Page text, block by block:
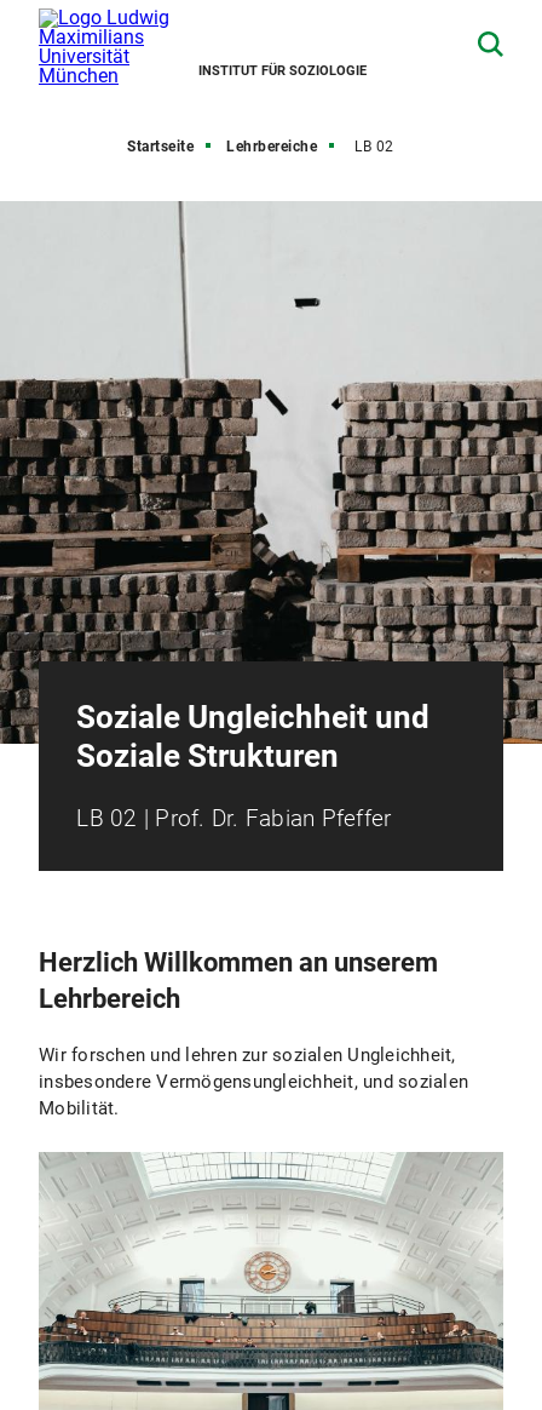
INSTITUT FÜR SOZIOLOGIE
Startseite Lehrbereiche LB 02
Soziale Ungleichheit und
Soziale Strukturen
LB 02 | Prof. Dr. Fabian Pfeffer
Herzlich Willkommen an unserem
Lehrbereich
Wir forschen und lehren zur sozialen Ungleichheit,
insbesondere Vermögensungleichheit, und sozialen
Mobilität.